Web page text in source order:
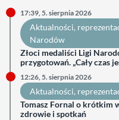
17:39, 5. sierpnia 2026
Aktualności,
Narodów
Złoci medaliści Ligi
przygotowań. „Cały czas
12:26, 5. sierpnia 2026
Aktualności,
Tomasz Fornal o krótkim
zdrowie i spotkań